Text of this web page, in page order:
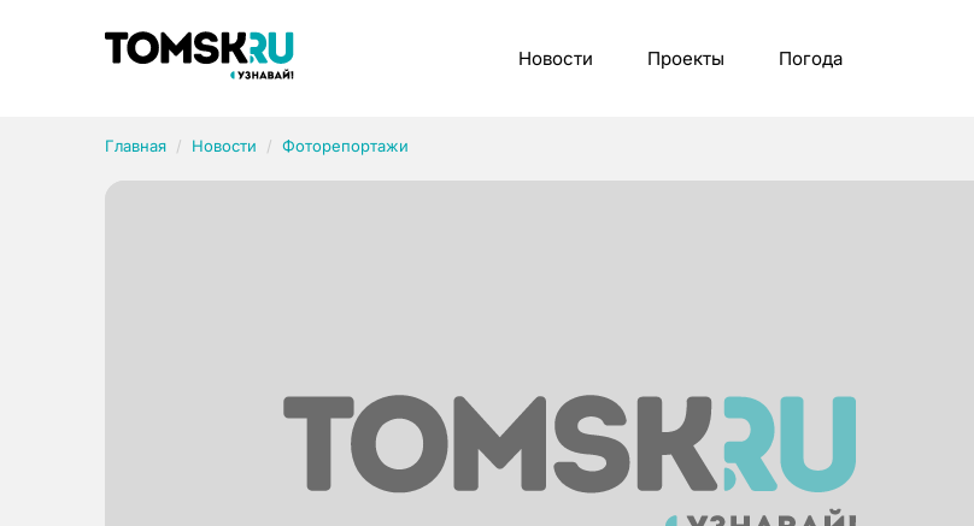
Новости Проекты Погода
Главная Новости Фоторепортажи
Рубрики